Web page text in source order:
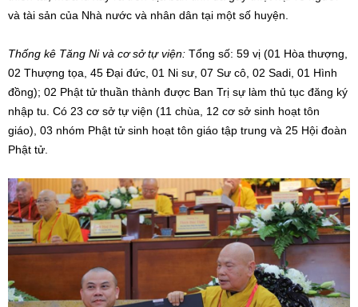
và tài sản của Nhà nước và nhân dân tại một số huyện.
Thống kê Tăng Ni và cơ sở tự viện: Tổng số: 59 vị (01 Hòa thượng,
02 Thượng tọa, 45 Đại đức, 01 Ni sư, 07 Sư cô, 02 Sadi, 01 Hình
đồng); 02 Phật tử thuần thành được Ban Trị sự làm thủ tục đăng ký
nhập tu. Có 23 cơ sở tự viện (11 chùa, 12 cơ sở sinh hoạt tôn
giáo), 03 nhóm Phật tử sinh hoạt tôn giáo tập trung và 25 Hội đoàn
Phật tử.